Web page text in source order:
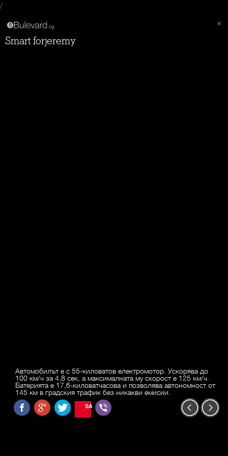
/
Smart forjeremy
Автомобилът е с 55-киловатов електромотор. Ускорява до
100 км/ч за 4,8 сек, а максималната му скорост е 125 км/ч.
Батерията е 17,6-киловатчасова и позволява автономност от
145 км в градския трафик без никакви емисии.
SAVE